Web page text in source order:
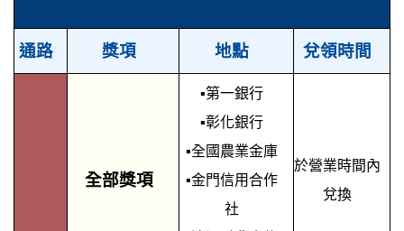
通路 獎項 地點 兌領時間
全部獎項
▪第一銀行
▪彰化銀行
▪全國農業金庫
▪金門信用合作
社
於營業時間內
兌換